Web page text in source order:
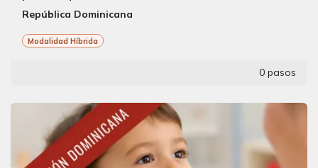
República Dominicana
Modalidad Híbrida
0 pasos